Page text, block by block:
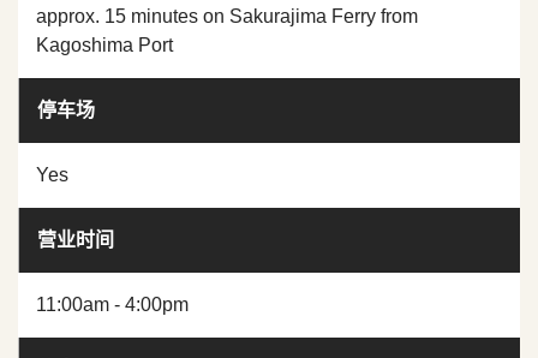
approx. 15 minutes on Sakurajima Ferry from
Kagoshima Port
停车场
Yes
营业时间
11:00am - 4:00pm